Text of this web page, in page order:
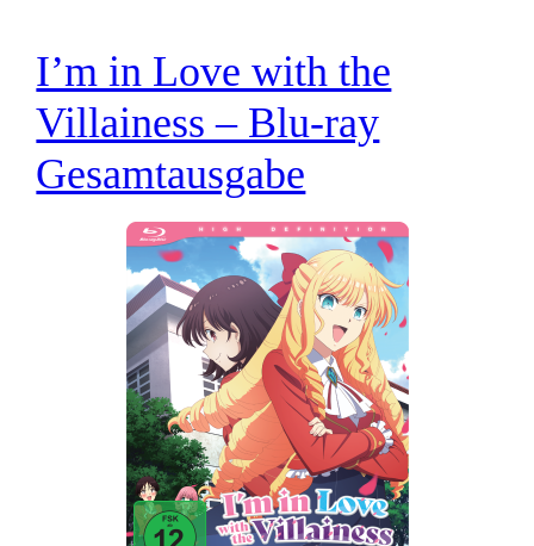
I’m in Love with the
Villainess – Blu-ray
Gesamtausgabe